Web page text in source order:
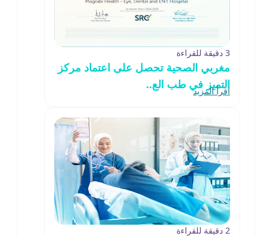
3 دقيقة للقراءة
مغربي الصحية تحصل على اعتماد مركز
التميز في طب الع..
اقرأ المزيد
2 دقيقة للقراءة